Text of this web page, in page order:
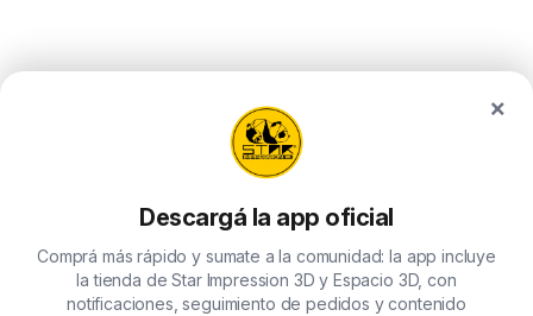
×
Descargá la app oficial
Comprá más rápido y sumate a la comunidad: la app incluye
la tienda de Star Impression 3D y Espacio 3D, con
notificaciones, seguimiento de pedidos y contenido